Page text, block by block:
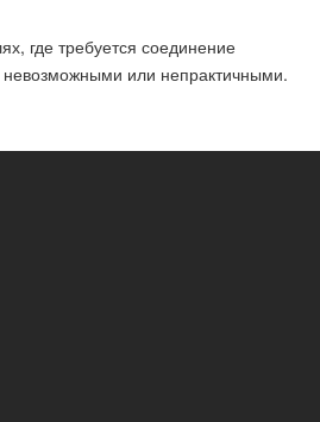
где требуется соединение
невозможными или непрактичными.